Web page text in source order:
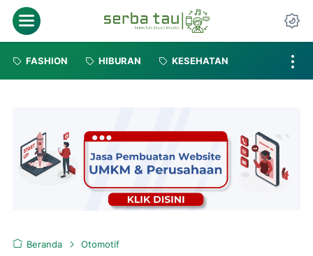
FASHION HIBURAN KESEHATAN
Beranda Otomotif